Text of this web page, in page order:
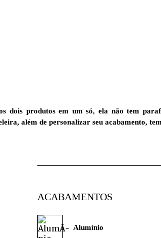
dois produtos em um só, ela não tem
além de personalizar seu acabamento,
ACABAMENTOS
Alumínio